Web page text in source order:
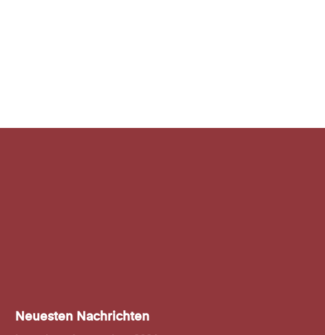
Neuesten Nachrichten